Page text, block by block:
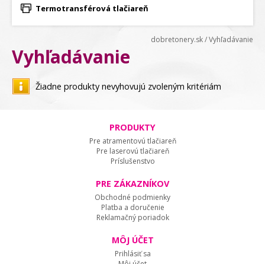
Termotransférová tlačiareň
dobretonery.sk/Vyhľadávanie
Vyhľadávanie
Žiadne produkty nevyhovujú zvoleným kritériám
PRODUKTY
Pre atramentovú tlačiareň
Pre laserovú tlačiareň
Príslušenstvo
PRE ZÁKAZNÍKOV
Obchodné podmienky
Platba a doručenie
Reklamačný poriadok
MÔJ ÚČET
Prihlásiť sa